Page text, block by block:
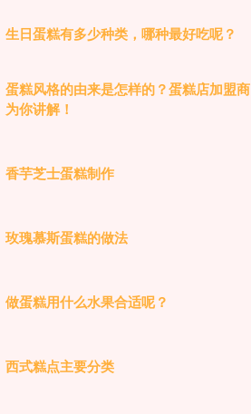
生日蛋糕有多少种类，哪种最好吃呢？
蛋糕风格的由来是怎样的？蛋糕店加盟商
为你讲解！
香芋芝士蛋糕制作
玫瑰慕斯蛋糕的做法
做蛋糕用什么水果合适呢？
西式糕点主要分类